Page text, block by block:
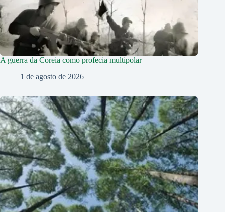
A guerra da Coreia como profecia multipolar
1 de agosto de 2026